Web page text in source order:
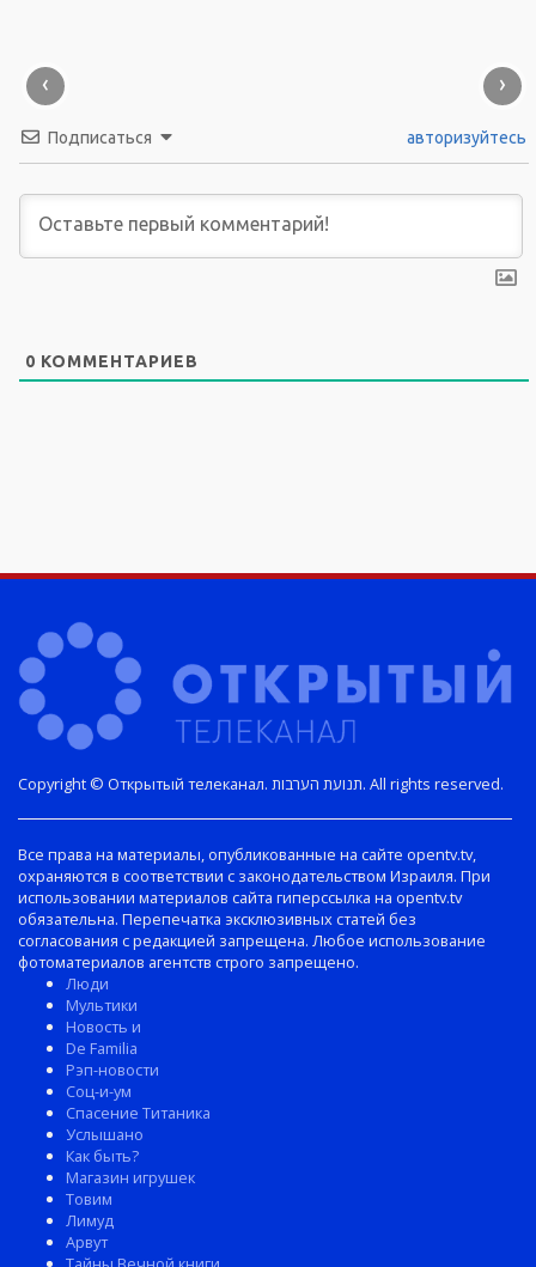
‹ ›
Подписаться авторизуйтесь
0 КОММЕНТАРИЕВ
Copyright © Открытый телеканал. תנועת הערבות. All rights reserved.
Все права на материалы, опубликованные на сайте opentv.tv,
охраняются в соответствии с законодательством Израиля. При
использовании материалов сайта гиперссылка на opentv.tv
обязательна. Перепечатка эксклюзивных статей без
согласования с редакцией запрещена. Любое использование
фотоматериалов агентств строго запрещено.
Люди
Мультики
Новость и
De Familia
Рэп-новости
Соц-и-ум
Спасение Титаника
Услышано
Как быть?
Магазин игрушек
Товим
Лимуд
Арвут